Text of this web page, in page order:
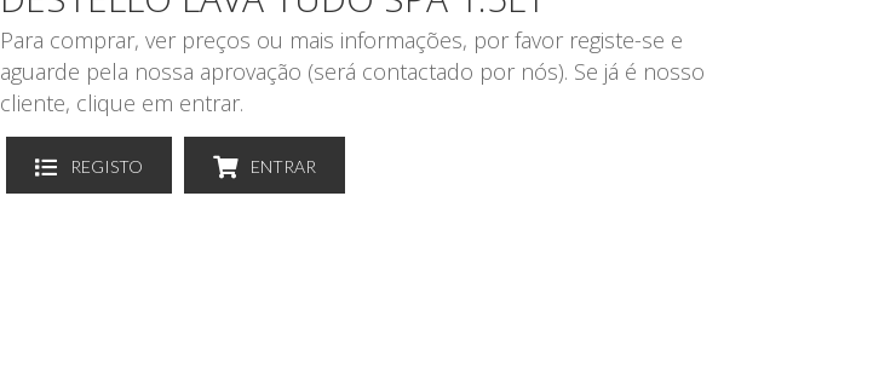
Para comprar, ver preços ou mais informações, por favor registe-se e
aguarde pela nossa aprovação (será contactado por nós). Se já é nosso
cliente, clique em entrar.
REGISTO ENTRAR